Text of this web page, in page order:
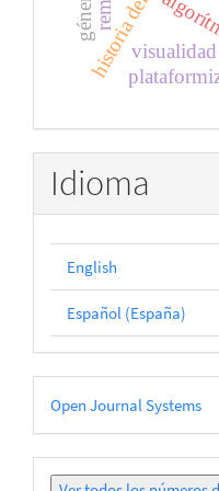
visualidad
Idioma
English
Español (España)
Desarrollado
por
Open Journal Systems